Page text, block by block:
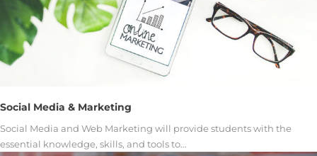
Social Media & Marketing
Social Media and Web Marketing will provide students with the
essential knowledge, skills, and tools to…